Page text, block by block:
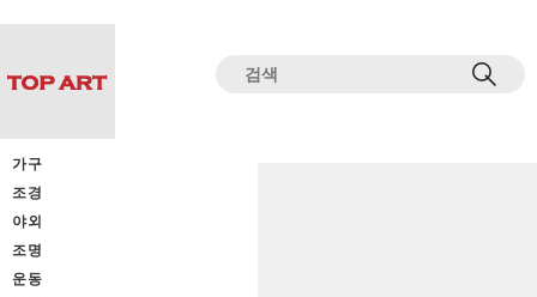
가구
조경
야외
조명
운동